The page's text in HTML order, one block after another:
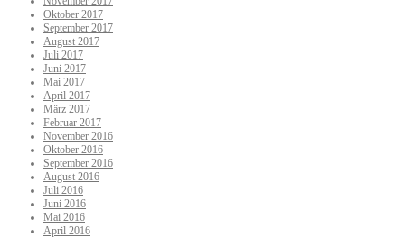
Oktober 2017
September 2017
August 2017
Juli 2017
Juni 2017
Mai 2017
April 2017
März 2017
Februar 2017
November 2016
Oktober 2016
September 2016
August 2016
Juli 2016
Juni 2016
Mai 2016
April 2016